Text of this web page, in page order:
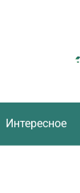
Интересное